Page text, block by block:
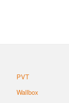
PVT
Wallbox